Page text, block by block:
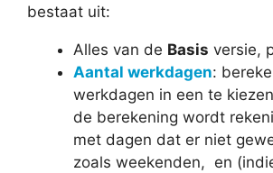
bestaat uit:
Alles van de Basis versie,
Aantal werkdagen:
werkdagen in een te
de berekening wordt
met dagen dat er niet
zoals weekenden, en